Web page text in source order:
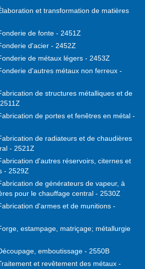
et transformation de matières
de fonte - 2451Z
d'acier - 2452Z
de métaux légers - 2453Z
d'autres métaux non ferreux -
de structures métalliques et de
de portes et fenêtres en métal -
de radiateurs et de chaudières
- 2521Z
d'autres réservoirs, citernes et
- 2529Z
de générateurs de vapeur, à
pour le chauffage central - 2530Z
d'armes et de munitions -
estampage, matriçage; métallurgie
emboutissage - 2550B
et revêtement des métaux -